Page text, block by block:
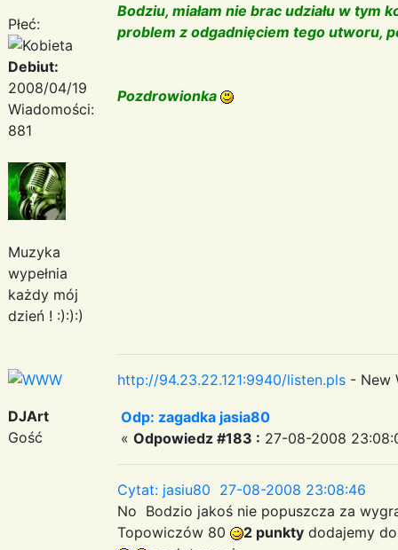
Płeć:
Debiut:
2008/04/19
Wiadomości:
881
Muzyka
wypełnia
każdy mój
dzień ! :):):)
Bodziu, miałam nie brac udziału w tym
problem z odgadnięciem tego utworu,
Pozdrowionka
http://94.23.22.121:9940/listen.pls - New
DJArt
Gość
Odp: zagadka jasia80
« Odpowiedz #183 : 27-08-2008
Cytat: jasiu80 27-08-2008 23:08:46
No Bodzio jakoś nie popuszcza za
Topowiczów 80
2 punkty dodajemy